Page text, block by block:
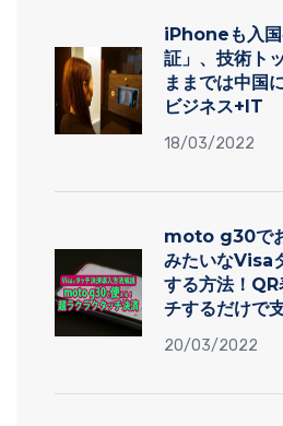
iPhoneも入国
証」、技術ト
ままでは中国
ビジネス+IT
18/03/2022
moto g30で
みたいなVisa
する方法！QR
チするだけで
20/03/2022